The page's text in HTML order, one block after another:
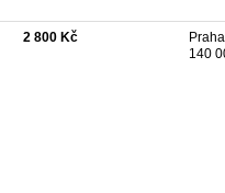
2 800 Kč
140